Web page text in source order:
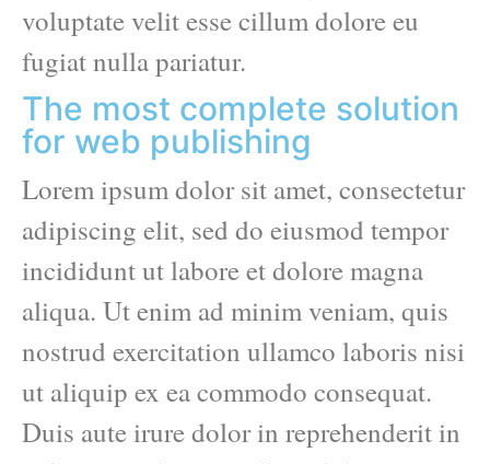
voluptate velit esse cillum dolore eu
fugiat nulla pariatur.
The most complete solution
for web publishing
Lorem ipsum dolor sit amet, consectetur
adipiscing elit, sed do eiusmod tempor
incididunt ut labore et dolore magna
aliqua. Ut enim ad minim veniam, quis
nostrud exercitation ullamco laboris nisi
ut aliquip ex ea commodo consequat.
Duis aute irure dolor in reprehenderit in